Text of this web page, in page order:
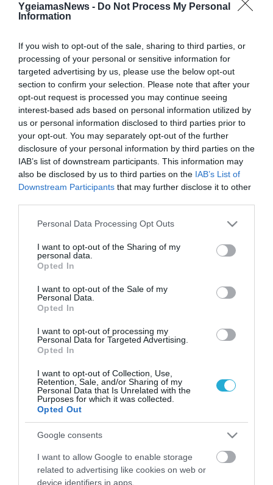
YgeiamasNews - Do Not Process My Personal
Information
If you wish to opt-out of the sale, sharing to third parties, or
processing of your personal or sensitive information for
targeted advertising by us, please use the below opt-out
section to confirm your selection. Please note that after your
opt-out request is processed you may continue seeing
interest-based ads based on personal information utilized by
us or personal information disclosed to third parties prior to
your opt-out. You may separately opt-out of the further
disclosure of your personal information by third parties on the
IAB’s list of downstream participants. This information may
also be disclosed by us to third parties on the IAB’s List of
Downstream Participants that may further disclose it to other
Please note that this website/app uses one or more Google
not limited to your visit or usage behaviour. You may click to
grant or deny consent to Google and its third-party tags to
use your data for below specified purposes in below Google
consent section.
Personal Data Processing Opt Outs
I want to opt-out of the Sharing of my
personal data.
Opted In
I want to opt-out of the Sale of my
Personal Data.
Opted In
I want to opt-out of processing my
Personal Data for Targeted Advertising.
Opted In
I want to opt-out of Collection, Use,
Retention, Sale, and/or Sharing of my
Personal Data that Is Unrelated with the
Purposes for which it was collected.
Opted Out
Google consents
I want to allow Google to enable storage
related to advertising like cookies on web or
device identifiers in apps.
ΕΠΙΔΗΜΙΕΣ
Ιός Νίπα: Ανησυχία για την επιδημία που
μεταδίδεται από νυχτερίδες και προκάλεσε
τον θάνατο 14χρονου στην Ινδία
Η λοίμωξη ξεκινά με πυρετό, πονοκέφαλο και μυαλγίες, αλλά
μπορεί να εξελιχθεί σε θανατηφόρο εγκεφαλίτιδα
22.07.2024 18:33
Συνεχίζει να σκορπά το θάνατο ο ιός του
Δυτικού Νείλου
Συνεχίζει να κυκλοφορεί ο ιός του Δυτικού Νείλου στη χώρα
μας, έχοντας σημαντικό σύμμαχο στην επέλασή του τον καλό,
υγρό και ζεστό καιρό,αν και βρισκόμαστε ήδη στα μέσα
την τελευταία εβδομάδα, προσβεβλημένοι από τη λοίμωξη του
ιού του Δυτικού Νείλου, ανεβάζοντας τον αριθμό των
θυμάτων στους επτά. […]
16:43